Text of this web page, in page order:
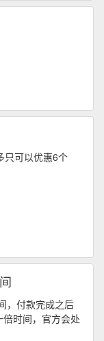
只可以优惠6个
，付款完成之后
时间，官方会处